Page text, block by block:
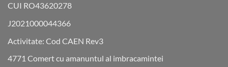
CUI RO43620278
J2021000044366
Activitate: Cod CAEN Rev3
4771 Comert cu amanuntul al imbracamintei